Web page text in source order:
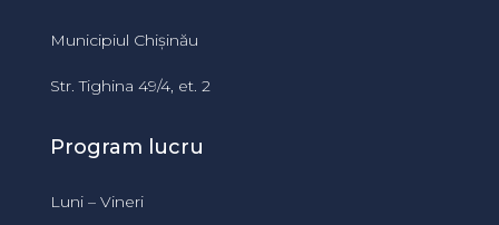
Municipiul Chișinău
Str. Tighina 49/4, et. 2
Program lucru
Luni – Vineri